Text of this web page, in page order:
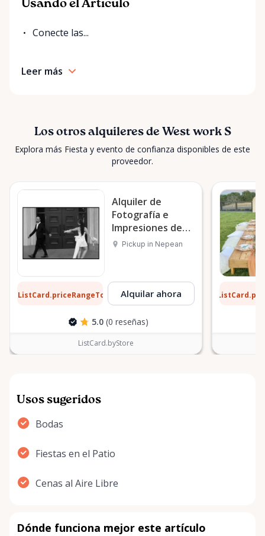
Usando el Artículo
Conecte las...
Leer más
Los otros alquileres de West work S
Explora más Fiesta y evento de confianza disponibles de este
proveedor.
Alquiler de
Fotografía e
Impresiones de
Bodas en Nepean
Pickup in Nepean
ListCard.priceRangeTo por díaAlquilar ahora
5.0 (0 reseñas)
ListCard.byStore
Usos sugeridos
Bodas
Fiestas en el Patio
Cenas al Aire Libre
Dónde funciona mejor este artículo